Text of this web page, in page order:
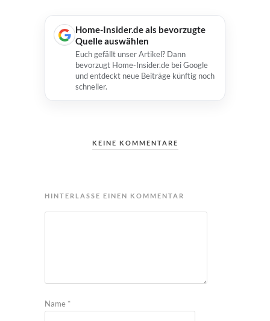
Home-Insider.de als bevorzugte
Quelle auswählen
Euch gefällt unser Artikel? Dann
bevorzugt Home-Insider.de bei Google
und entdeckt neue Beiträge künftig noch
schneller.
KEINE KOMMENTARE
HINTERLASSE EINEN KOMMENTAR
Name *